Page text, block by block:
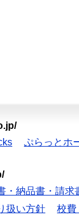
ぷらっとホ
・納品書・請求
扱い方針 校費